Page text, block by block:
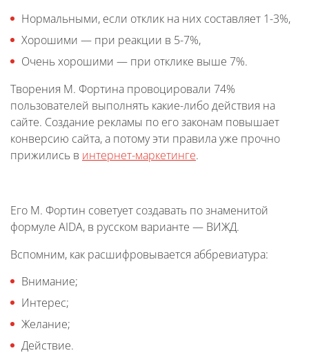
Нормальными, если отклик на них составляет 1-3%,
Хорошими — при реакции в 5-7%,
Очень хорошими — при отклике выше 7%.
Творения М. Фортина провоцировали 74%
пользователей выполнять какие-либо действия на
сайте. Создание рекламы по его законам повышает
конверсию сайта, а потому эти правила уже прочно
прижились в интернет-маркетинге.
Его М. Фортин советует создавать по знаменитой
формуле AIDA, в русском варианте — ВИЖД.
Вспомним, как расшифровывается аббревиатура:
Внимание;
Интерес;
Желание;
Действие.